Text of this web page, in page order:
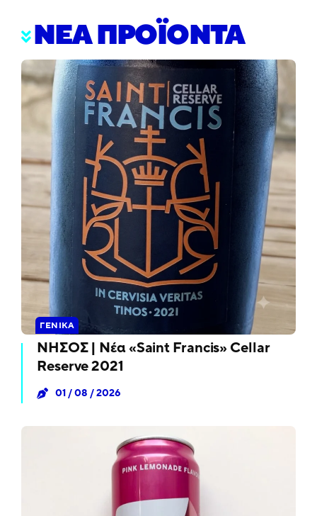
ΝΕΑ ΠΡΟΪΟΝΤΑ
ΓΕΝΙΚΆ
ΝΗΣΟΣ | Νέα «Saint Francis» Cellar
Reserve 2021
01 / 08 / 2026